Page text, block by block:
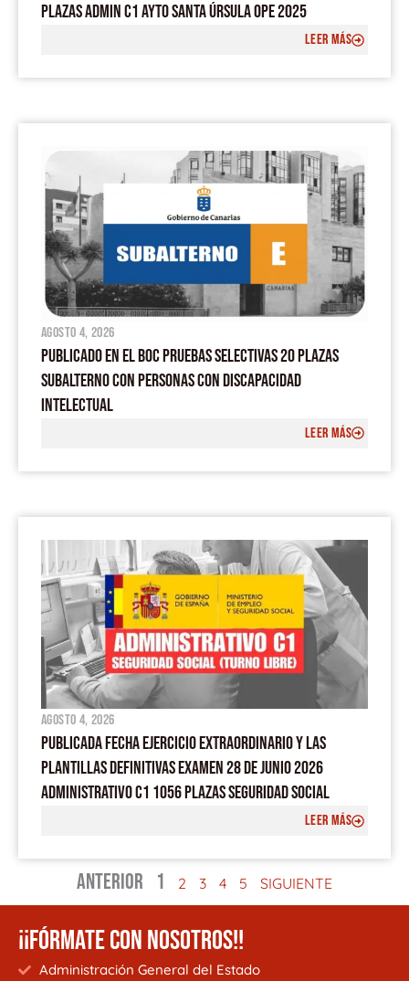
PLAZAS ADMIN C1 AYTO SANTA ÚRSULA OPE 2025
LEER MÁS
agosto 4, 2026
PUBLICADO EN EL BOC PRUEBAS SELECTIVAS 20 PLAZAS
SUBALTERNO CON PERSONAS CON DISCAPACIDAD
INTELECTUAL
LEER MÁS
agosto 4, 2026
PUBLICADA FECHA EJERCICIO EXTRAORDINARIO Y LAS
PLANTILLAS DEFINITIVAS EXAMEN 28 DE JUNIO 2026
ADMINISTRATIVO C1 1056 PLAZAS SEGURIDAD SOCIAL
LEER MÁS
ANTERIOR 1 2 3 4 5 SIGUIENTE
¡¡FÓRMATE CON NOSOTROS!!
Administración General del Estado